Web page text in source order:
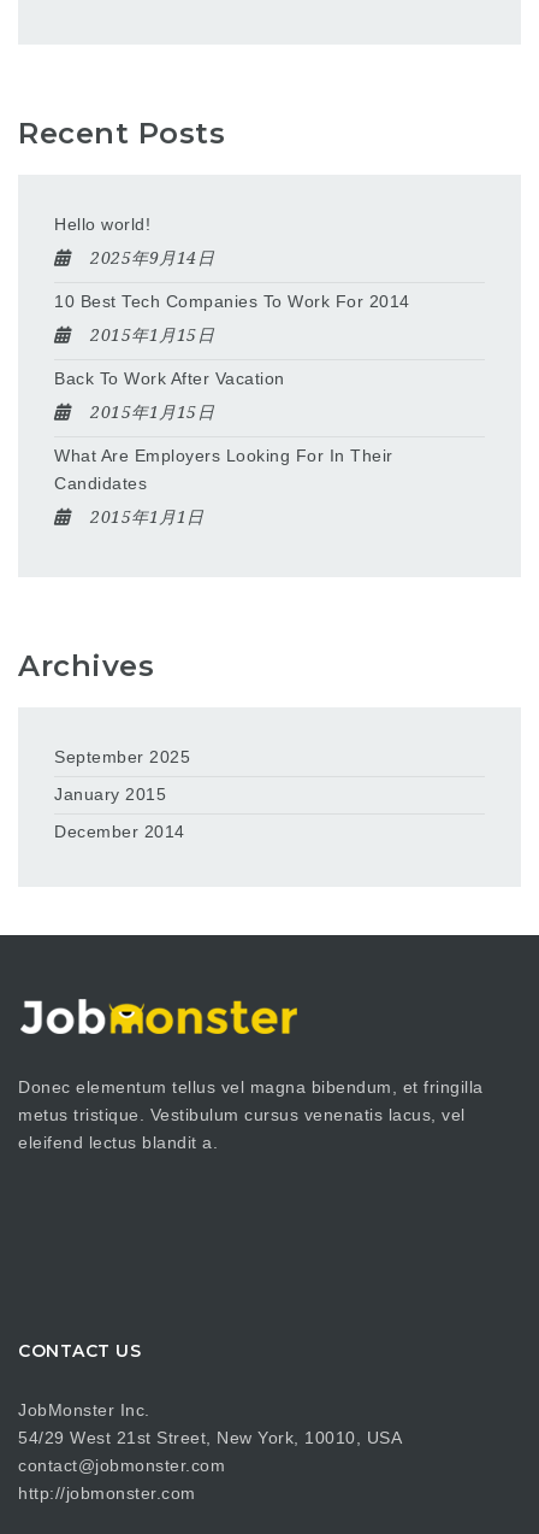
Recent Posts
Hello world!
2025年9月14日
10 Best Tech Companies To Work For 2014
2015年1月15日
Back To Work After Vacation
2015年1月15日
What Are Employers Looking For In Their
Candidates
2015年1月1日
Archives
September 2025
January 2015
December 2014
Donec elementum tellus vel magna bibendum, et fringilla
metus tristique. Vestibulum cursus venenatis lacus, vel
eleifend lectus blandit a.
CONTACT US
JobMonster Inc.
54/29 West 21st Street, New York, 10010, USA
contact@jobmonster.com
http://jobmonster.com